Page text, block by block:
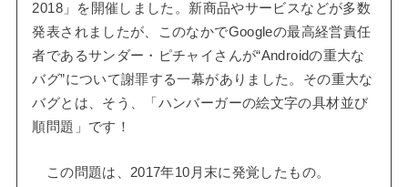
2018」を開催しました。新商品やサービスなどが多数
発表されましたが、このなかでGoogleの最高経営責任
者であるサンダー・ピチャイさんが“Androidの重大な
バグ”について謝罪する一幕がありました。その重大な
バグとは、そう、「ハンバーガーの絵文字の具材並び
順問題」です！
この問題は、2017年10月末に発覚したもの。